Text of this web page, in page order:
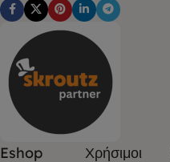
Eshop Χρήσιμοι